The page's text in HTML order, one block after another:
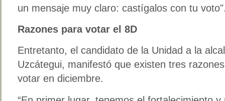
un mensaje muy claro: castígalos con tu
Razones para votar el 8D
Entretanto, el candidato de la Unidad a la
Uzcátegui, manifestó que existen tres
votar en diciembre.